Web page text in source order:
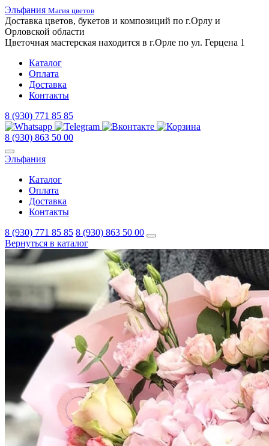
Эльфания Магия цветов
Доставка цветов, букетов и композиций по г.Орлу и
Орловской области
Цветочная мастерская находится в г.Орле по ул. Герцена 1
Каталог
Оплата
Доставка
Контакты
8 (930) 771 85 85
8 (930) 863 50 00
Эльфания
Каталог
Оплата
Доставка
Контакты
8 (930) 771 85 85 8 (930) 863 50 00
Вернуться в каталог